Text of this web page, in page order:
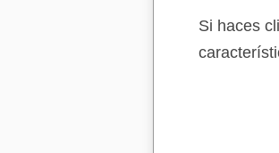
Si haces